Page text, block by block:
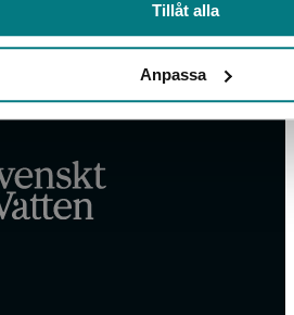
Tillåt alla
Anpassa